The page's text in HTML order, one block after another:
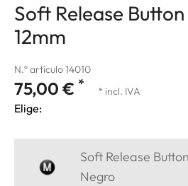
Soft Release
12mm
N.º artículo 14010
75,00 € * * incl. IVA
Elige:
Soft Release
Negro